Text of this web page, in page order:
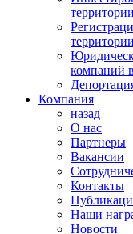
компаний
Компания
назад
О нас
Партнеры
Вакансии
Контакты
Наши
Новости